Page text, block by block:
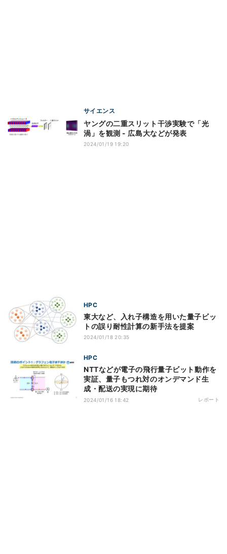
サイエンス
ヤングの二重スリット干渉実験で「光
渦」を観測 - 広島大などが発表
2024/01/19 19:20
HPC
東大など、入れ子構造を用いた量子ビッ
トの誤り耐性計算の新手法を提案
2024/01/18 20:35
HPC
NTTなどが電子の飛行量子ビット動作を
実証、量子もつれ対のオンデマンド生
成・配送の実現に期待
2024/01/16 18:42 レポート